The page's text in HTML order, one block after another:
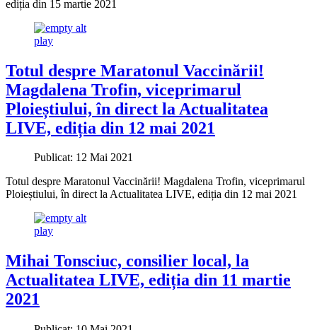
ediția din 15 martie 2021
play
Totul despre Maratonul Vaccinării!
Magdalena Trofin, viceprimarul
Ploieștiului, în direct la Actualitatea
LIVE, ediția din 12 mai 2021
Publicat: 12 Mai 2021
Totul despre Maratonul Vaccinării! Magdalena Trofin, viceprimarul
Ploieștiului, în direct la Actualitatea LIVE, ediția din 12 mai 2021
play
Mihai Tonsciuc, consilier local, la
Actualitatea LIVE, ediția din 11 martie
2021